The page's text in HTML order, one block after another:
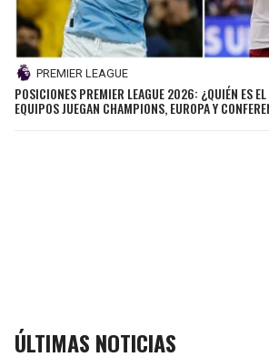
PREMIER LEAGUE
POSICIONES PREMIER LEAGUE 2026: ¿QUIÉN ES
EQUIPOS JUEGAN CHAMPIONS, EUROPA Y
ÚLTIMAS NOTICIAS